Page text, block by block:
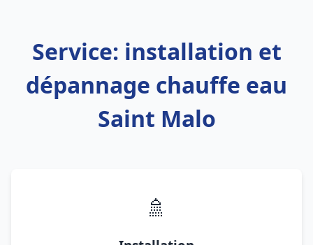
Service: installation et
dépannage chauffe eau
Saint Malo
🚿